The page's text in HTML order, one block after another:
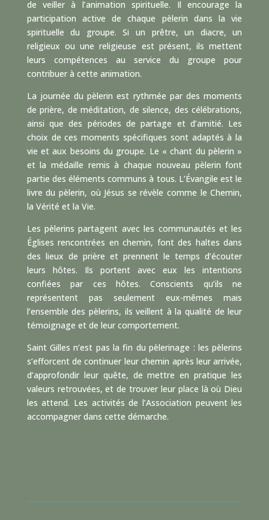
de veiller à l’animation spirituelle. Il encourage la
participation active de chaque pèlerin dans la vie
spirituelle du groupe. Si un prêtre, un diacre, un
religieux ou une religieuse est présent, ils mettent
leurs compétences au service du groupe pour
contribuer à cette animation.
La journée du pèlerin est rythmée par des moments
de prière, de méditation, de silence, des célébrations,
ainsi que des périodes de partage et d’amitié. Les
choix de ces moments spécifiques sont adaptés à la
vie et aux besoins du groupe. Le « chant du pèlerin »
et la médaille remis à chaque nouveau pèlerin font
partie des éléments communs à tous. L’Évangile est le
livre du pèlerin, où Jésus se révèle comme le Chemin,
la Vérité et la Vie.
Les pèlerins partagent avec les communautés et les
Églises rencontrées en chemin, font des haltes dans
des lieux de prière et prennent le temps d’écouter
leurs hôtes. Ils portent avec eux les intentions
confiées par ces hôtes. Conscients qu’ils ne
représentent pas seulement eux-mêmes mais
l’ensemble des pèlerins, ils veillent à la qualité de leur
témoignage et de leur comportement.
Saint Gilles n’est pas la fin du pèlerinage : les pèlerins
s’efforcent de continuer leur chemin après leur arrivée,
d’approfondir leur quête, de mettre en pratique les
valeurs retrouvées, et de trouver leur place là où Dieu
les attend. Les activités de l’Association peuvent les
accompagner dans cette démarche.